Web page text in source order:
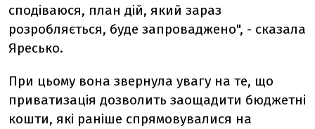
сподіваюся, план дій, який зараз
розробляється, буде запроваджено", - сказала
Яресько.
При цьому вона звернула увагу на те, що
приватизація дозволить заощадити бюджетні
кошти, які раніше спрямовувалися на